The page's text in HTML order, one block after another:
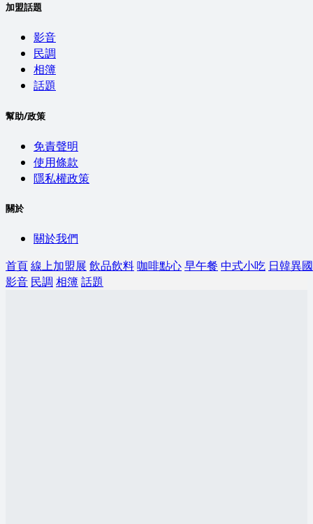
加盟話題
影音
民調
相簿
話題
幫助/政策
免責聲明
使用條款
隱私權政策
關於
關於我們
首頁線上加盟展 飲品飲料咖啡點心早午餐 中式小吃 日韓異國
影音 民調 相簿話題